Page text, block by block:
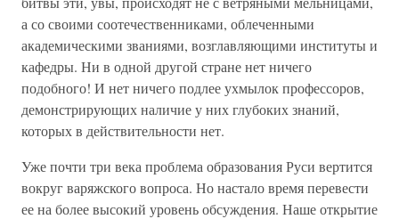
а со своими соотечественниками, облеченными
академическими званиями, возглавляющими институты и
кафедры. Ни в одной другой стране нет ничего
подобного! И нет ничего подлее ухмылок профессоров,
демонстрирующих наличие у них глубоких знаний,
которых в действительности нет.
Уже почти три века проблема образования Руси вертится
вокруг варяжского вопроса. Но настало время перевести
ее на более высокий уровень обсуждения. Наше открытие